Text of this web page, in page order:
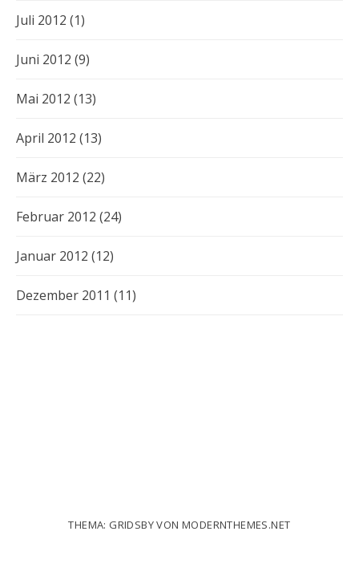
Juli 2012 (1)
Juni 2012 (9)
Mai 2012 (13)
April 2012 (13)
März 2012 (22)
Februar 2012 (24)
Januar 2012 (12)
Dezember 2011 (11)
THEMA: GRIDSBY VONMODERNTHEMES.NET